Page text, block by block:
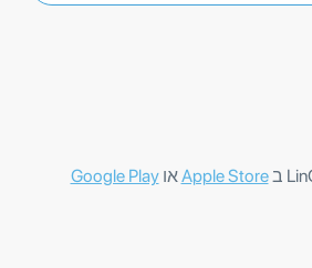
Apple StoreאוGoogle Play